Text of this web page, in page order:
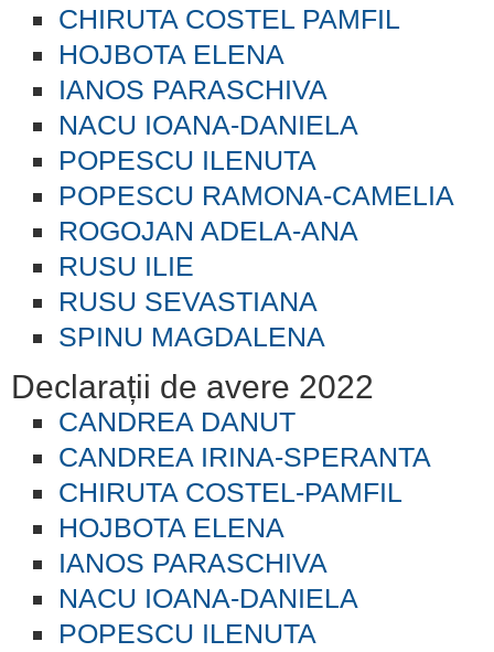
CHIRUTA COSTEL PAMFIL
HOJBOTA ELENA
IANOS PARASCHIVA
NACU IOANA-DANIELA
POPESCU ILENUTA
POPESCU RAMONA-CAMELIA
ROGOJAN ADELA-ANA
RUSU ILIE
RUSU SEVASTIANA
SPINU MAGDALENA
Declarații de avere 2022
CANDREA DANUT
CANDREA IRINA-SPERANTA
CHIRUTA COSTEL-PAMFIL
HOJBOTA ELENA
IANOS PARASCHIVA
NACU IOANA-DANIELA
POPESCU ILENUTA